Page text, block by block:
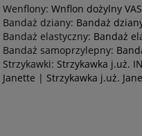
Wenflony: Wnflon dożylny
Bandaż dziany: Bandaż
Bandaż elastyczny: Bandaż
Bandaż samoprzylepny:
Strzykawki: Strzykawka j.uż.
Janette | Strzykawka j.uż.